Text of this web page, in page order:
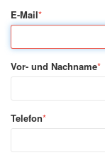
E-Mail*
Vor- und Nachname*
Telefon*